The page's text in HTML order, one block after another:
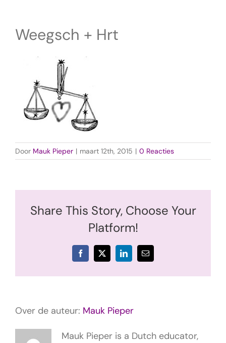
Weegsch + Hrt
Door Mauk Pieper | maart 12th, 2015 | 0 Reacties
Share This Story, Choose Your
Platform!
Facebook
X LinkedIn
E-
mail
Over de auteur: Mauk Pieper
Mauk Pieper is a Dutch educator,